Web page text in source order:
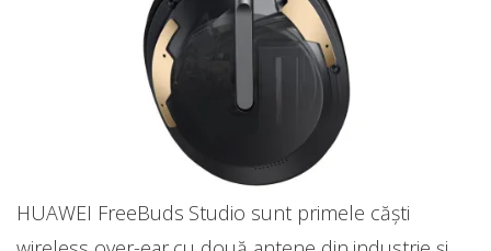
HUAWEI FreeBuds Studio sunt primele căști